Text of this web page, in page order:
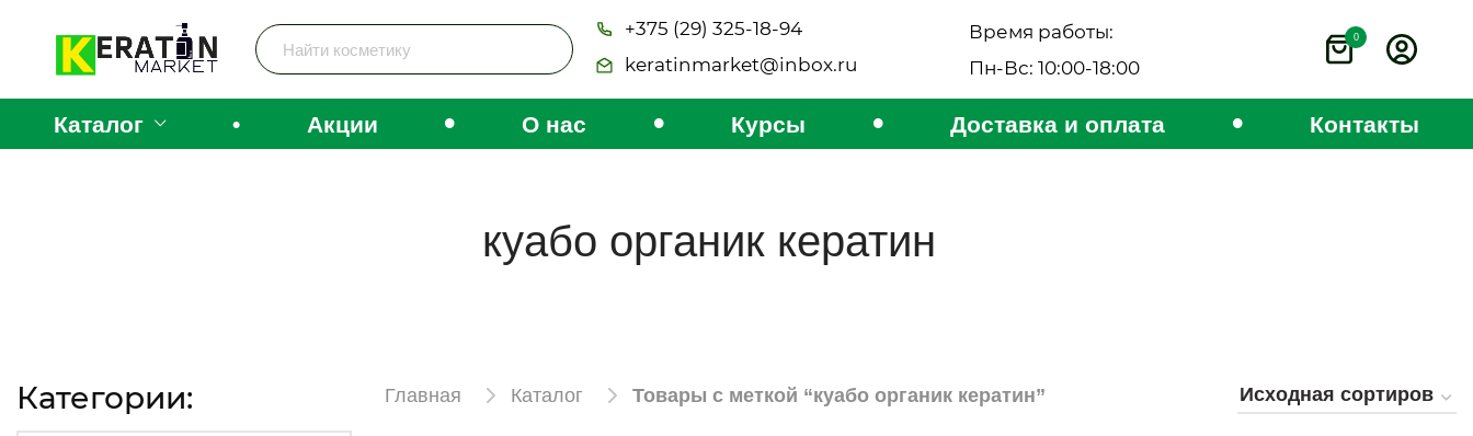
+375 (29) 325-18-94
keratinmarket@inbox.ru
Время работы:
Пн-Вс: 10:00-18:00
0
Каталог • Акции • О нас • Курсы • Доставка и оплата • Контакты
куабо органик кератин
Категории: Главная Каталог Товары с меткой “куабо органик кератин”